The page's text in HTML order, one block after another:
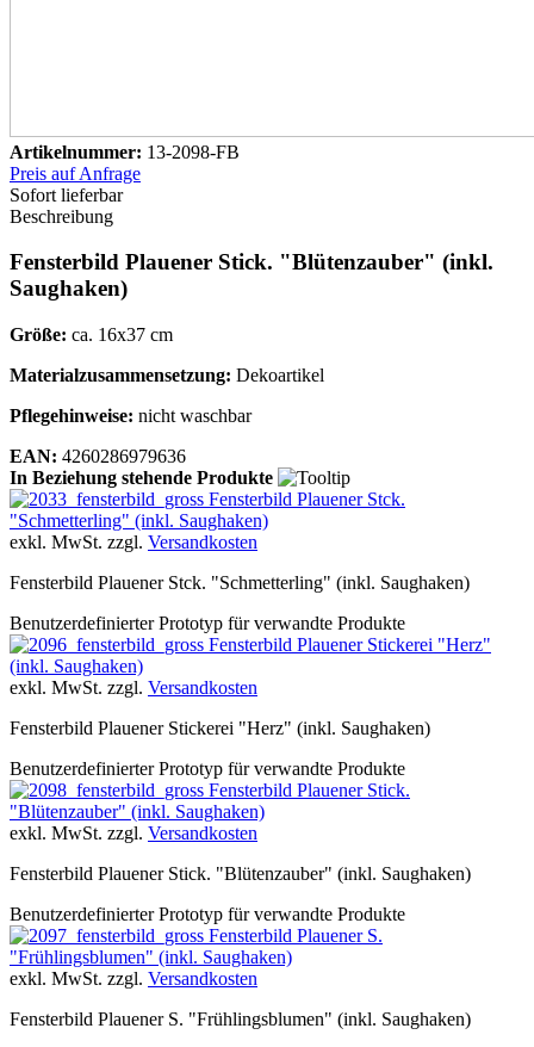
Artikelnummer: 13-2098-FB
Preis auf Anfrage
Sofort lieferbar
Beschreibung
Fensterbild Plauener Stick. "Blütenzauber" (inkl.
Saughaken)
Größe: ca. 16x37 cm
Materialzusammensetzung: Dekoartikel
Pflegehinweise: nicht waschbar
EAN: 4260286979636
In Beziehung stehende Produkte
Fensterbild Plauener Stck.
"Schmetterling" (inkl. Saughaken)
exkl. MwSt. zzgl. Versandkosten
Fensterbild Plauener Stck. "Schmetterling" (inkl. Saughaken)
Benutzerdefinierter Prototyp für verwandte Produkte
Fensterbild Plauener Stickerei "Herz"
(inkl. Saughaken)
exkl. MwSt. zzgl. Versandkosten
Fensterbild Plauener Stickerei "Herz" (inkl. Saughaken)
Benutzerdefinierter Prototyp für verwandte Produkte
Fensterbild Plauener Stick.
"Blütenzauber" (inkl. Saughaken)
exkl. MwSt. zzgl. Versandkosten
Fensterbild Plauener Stick. "Blütenzauber" (inkl. Saughaken)
Benutzerdefinierter Prototyp für verwandte Produkte
Fensterbild Plauener S.
"Frühlingsblumen" (inkl. Saughaken)
exkl. MwSt. zzgl. Versandkosten
Fensterbild Plauener S. "Frühlingsblumen" (inkl. Saughaken)